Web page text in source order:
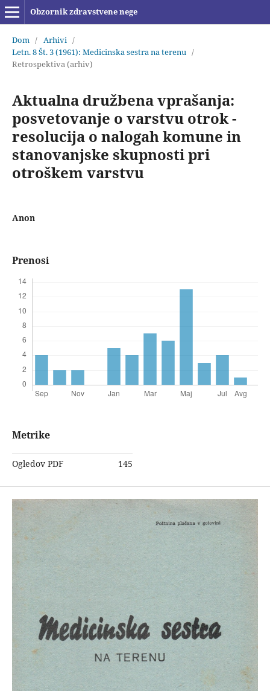
Obzornik zdravstvene nege
Dom / Arhivi /
Letn. 8 Št. 3 (1961): Medicinska sestra na terenu /
Retrospektiva (arhiv)
Aktualna družbena vprašanja:
posvetovanje o varstvu otrok -
resolucija o nalogah komune in
stanovanjske skupnosti pri
otroškem varstvu
Anon
Prenosi
Metrike
Ogledov PDF 145